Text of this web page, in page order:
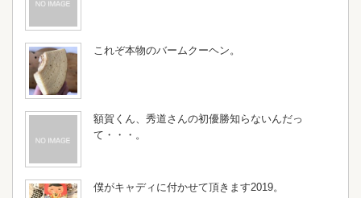
これぞ本物のバームクーヘン。
額賀くん、秀道さんの初優勝知らないんだっ
て・・・。
僕がキャディに付かせて頂きます2019。